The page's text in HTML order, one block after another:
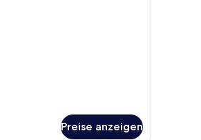
Preise anzeigen